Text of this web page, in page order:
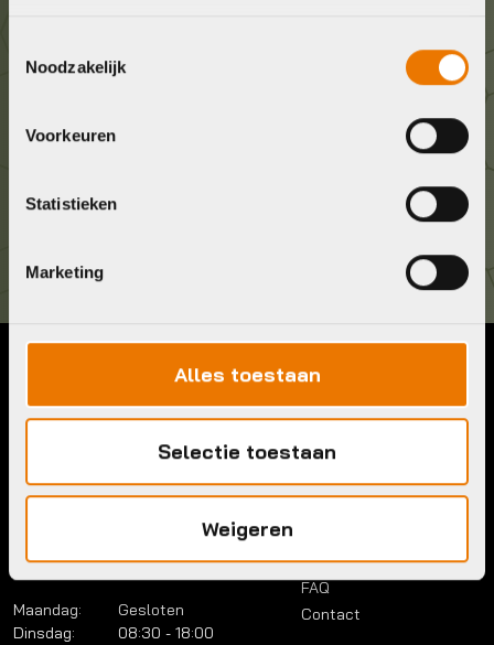
Noodzakelijk
Voorkeuren
Statistieken
Marketing
Alles toestaan
Selectie toestaan
Weigeren
Geef ons een belletje
Brouwerstraat 8B
Telefoon:
036 5304422
info@bykestore.nl
1315 BP Almere
Openingstijden
Maandag:
Gesloten
Dinsdag:
08:30 - 18:00
Menu
Lease a bike
Service pakket
Vacatures
FAQ
Contact